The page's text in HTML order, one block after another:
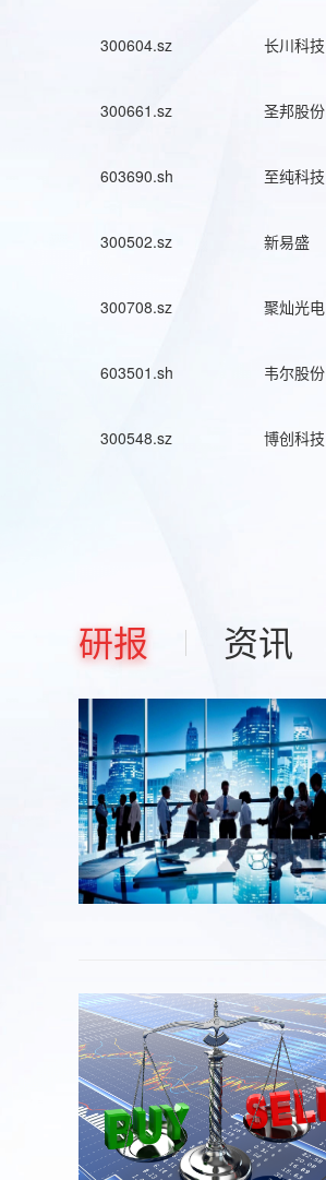
300604.sz 长川科技
300661.sz 圣邦股份
603690.sh 至纯科技
300502.sz 新易盛
300708.sz 聚灿光电
603501.sh 韦尔股份
300548.sz 博创科技
研报 资讯